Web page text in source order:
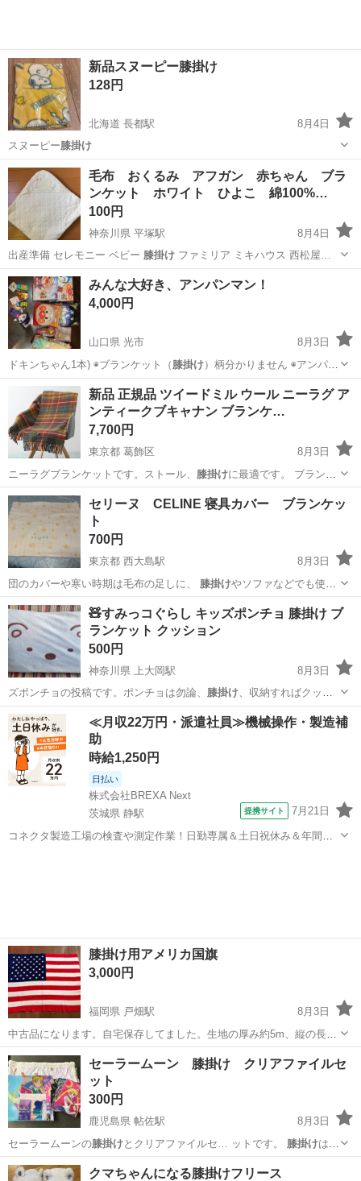
新品スヌーピー膝掛け
128円
北海道 長都駅
8月4日
スヌーピー膝掛け
北海道 千歳市 長都駅
毛布 おくるみ アフガン 赤ちゃん ブラ
ンケット ホワイト ひよこ 綿100%…
100円
神奈川県 平塚駅
8月4日
出産準備 セレモニー ベビー 膝掛けファミリア ミキハウス 西松屋…
神奈川 平塚市 平塚駅 ベビー用品
みんな大好き、アンパンマン！
4,000円
山口県 光市
8月3日
ドキンちゃん1本) ◉ブランケット（ 膝掛け）柄分かりません ◉アンパン
マンボア…光市 おもちゃ アンパンマン
新品 正規品 ツイードミル ウール ニーラグ ア
ンティークブキャナン ブランケ…
7,700円
東京都 葛飾区
8月3日
ニーラグブランケットです。ストール、 膝掛けに最適です。 ブランケ
ット ニーラグ…
東京 葛飾区 服/ファッション バレンシアガ
セリーヌ CELINE 寝具カバー ブランケッ
ト
700円
東京都 西大島駅
8月3日
団のカバーや寒い時期は毛布の足しに、 膝掛けやソファなどでも使え
るブランケットです…
東京 江東区 西大島駅 寝具
🧸すみっコぐらし キッズポンチョ 膝掛け ブ
ランケット クッション
500円
神奈川県 上大岡駅
8月3日
ズポンチョの投稿です。ポンチョは勿論、 膝掛け、収納すればクッシ
ョンにもなり色々使え…
神奈川 横浜市 上大岡駅 小物 すみっコぐらし
≪月収22万円・派遣社員≫機械操作・製造補
助
時給1,250円
日払い
株式会社BREXA Next
茨城県 静駅
提携サイト 7月21日
コネクタ製造工場の検査や測定作業！日勤専属＆土日祝休み＆年間休
膝掛け用アメリカ国旗
3,000円
福岡県 戸畑駅
8月3日
中古品になります。自宅保存してました。生地の厚み約5m、縦の長さ
約、110㎝、横の長さ約140㎝です。平成初期位のレトロな商品です。
良かったら宜しくお願い致します。
福岡 北九州市 カーペット/マット/ラグ 国旗
セーラームーン 膝掛け クリアファイルセ
ット
300円
鹿児島県 帖佐駅
8月3日
セーラームーンの膝掛けとクリアファイルセ… ットです。 膝掛けはあ
まり使用してな…
鹿児島 姶良市 その他 膝掛け
クマちゃんになる膝掛けフリース